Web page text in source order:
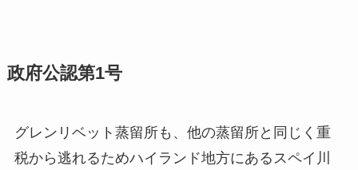
政府公認第1号
グレンリベット蒸留所も、他の蒸留所と同じく重
税から逃れるためハイランド地方にあるスペイ川